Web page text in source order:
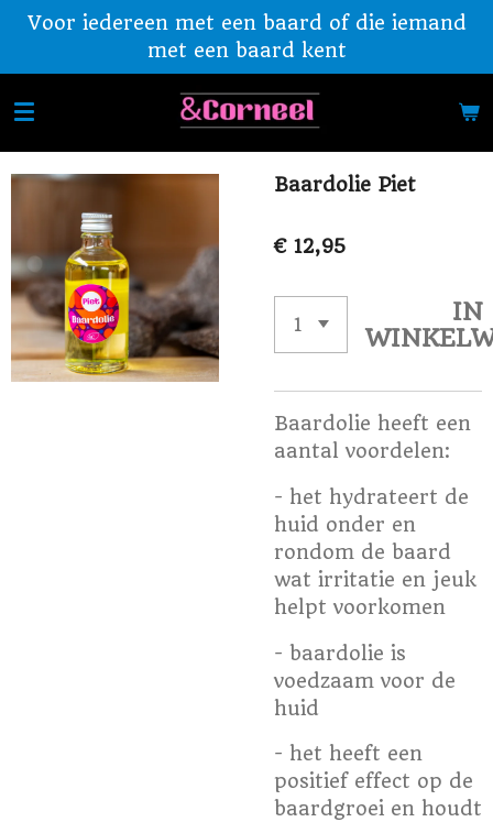
Ga
naar
de
Voor iedereen met een baard of die iemand
met een baard kent
Baardolie Piet
€ 12,95
IN
Baardolie heeft een
aantal voordelen:
- het hydrateert de
huid onder en
rondom de baard
wat irritatie en jeuk
helpt voorkomen
- baardolie is
voedzaam voor de
huid
- het heeft een
positief effect op de
baardgroei en houdt